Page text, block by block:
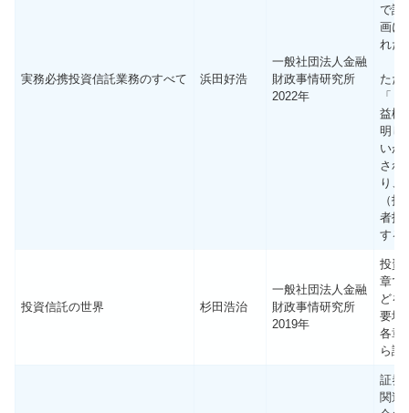
実務必携投資信託業務のすべて 浜田好浩
一般社団法人金融
財政事情研究所
2022年
で語
画に
れた
ただ
「
益権
明し
いが
され
り、
（
者指
する
投資信託の世界 杉田浩治
一般社団法人金融
財政事情研究所
2019年
投資
章で
どを
要地
各章
ら読
証券
関連